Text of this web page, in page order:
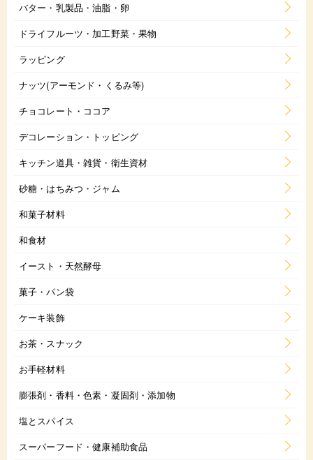
バター・乳製品・油脂・卵
ドライフルーツ・加工野菜・果物
ラッピング
ナッツ(アーモンド・くるみ等)
チョコレート・ココア
デコレーション・トッピング
キッチン道具・雑貨・衛生資材
砂糖・はちみつ・ジャム
和菓子材料
和食材
イースト・天然酵母
菓子・パン袋
ケーキ装飾
お茶・スナック
お手軽材料
膨張剤・香料・色素・凝固剤・添加物
塩とスパイス
スーパーフード・健康補助食品